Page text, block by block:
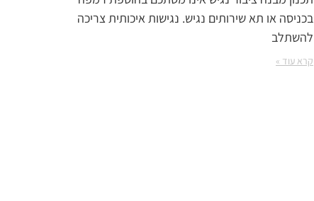
בכניסה או תא שירותים נגיש. נגישות איכותית צריכה
להשתלב
קרא עוד »